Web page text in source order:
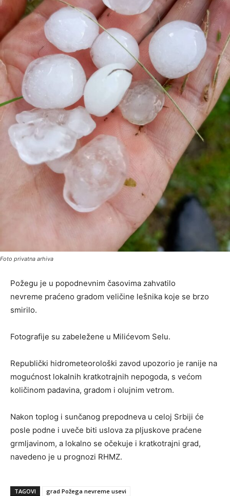
Foto privatna arhiva
Požegu je u popodnevnim časovima zahvatilo
nevreme praćeno gradom veličine lešnika koje se brzo
smirilo.
Fotografije su zabeležene u Milićevom Selu.
Republički hidrometeorološki zavod upozorio je ranije na
mogućnost lokalnih kratkotrajnih nepogoda, s većom
količinom padavina, gradom i olujnim vetrom.
Nakon toplog i sunčanog prepodneva u celoj Srbiji će
posle podne i uveče biti uslova za pljuskove praćene
grmljavinom, a lokalno se očekuje i kratkotrajni grad,
navedeno je u prognozi RHMZ.
TAGOVI grad Požega nevreme usevi